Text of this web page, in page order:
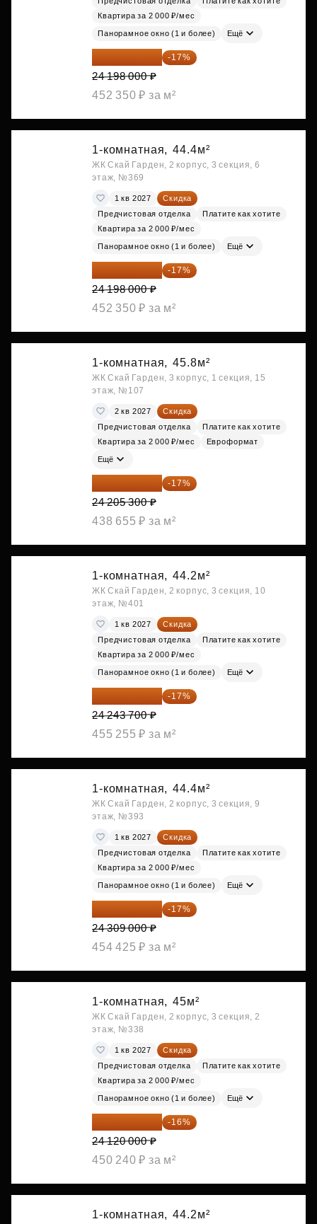
Квартира за 2 000 ₽/мес
Панорамное окно (1 и более) Ещё
20 084 340 ₽ -17%
24 198 000 ₽
452 350 ₽ за м²
1-комнатная, 44.4м²
ЖК Скай Гарден, 2 корпус, 3 секция, 6
этаж, №369
1 кв 2027
Скидка
Предчистовая отделка
Платите как хотите
Квартира за 2 000 ₽/мес
Панорамное окно (1 и более) Ещё
20 084 340 ₽ -17%
24 198 000 ₽
452 350 ₽ за м²
1-комнатная, 45.8м²
ЖК Скай Гарден, 3 корпус, 1 секция, 15
этаж, №107
2 кв 2027
Скидка
Предчистовая отделка
Платите как хотите
Квартира за 2 000 ₽/мес
Евроформат
Ещё
20 090 399 ₽ -17%
24 205 300 ₽
438 655 ₽ за м²
1-комнатная, 44.2м²
ЖК Скай Гарден, 2 корпус, 3 секция, 10
этаж, №401
1 кв 2027
Скидка
Предчистовая отделка
Платите как хотите
Квартира за 2 000 ₽/мес
Панорамное окно (1 и более) Ещё
20 122 271 ₽ -17%
24 243 700 ₽
455 255 ₽ за м²
1-комнатная, 44.4м²
ЖК Скай Гарден, 2 корпус, 3 секция, 9
этаж, №393
1 кв 2027
Скидка
Предчистовая отделка
Платите как хотите
Квартира за 2 000 ₽/мес
Панорамное окно (1 и более) Ещё
20 176 470 ₽ -17%
24 309 000 ₽
454 425 ₽ за м²
1-комнатная, 45м²
ЖК Скай Гарден, 2 корпус, 3 секция, 2
этаж, №338
1 кв 2027
Скидка
Предчистовая отделка
Платите как хотите
Квартира за 2 000 ₽/мес
Панорамное окно (1 и более) Ещё
20 260 800 ₽ -16%
24 120 000 ₽
450 240 ₽ за м²
1-комнатная, 44.2м²